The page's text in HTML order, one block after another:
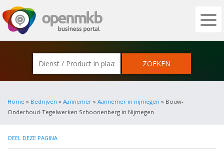
OPENMKB - DE ZAKELIJKE PORTAL
Home » Bedrijven » Aannemer » Aannemer in nijmegen » Bouw-
Onderhoud-Tegelwerken Schoonenberg in Nijmegen
DEEL DEZE PAGINA